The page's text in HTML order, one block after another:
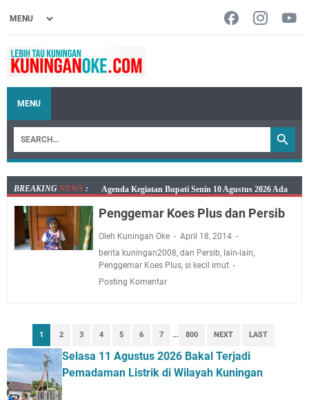
MENU
BREAKING NEWS :
Ini Jadwal Samsat Keliling Kuningan Senin 10 Agustus
2026
Kuningan Ada di Empat Lokasi
Kaya Salat, Miskin Salat, Apapun Tetap Cari Allah, Ini
Kuningan Sabtu 8 Agustus 2026
Sabtu 8 Agustus 2026 Layanan Mobil Samsat Keliling
Penggemar Koes Plus dan Persib
Oleh Kuningan Oke
April 18, 2014
berita kuningan2008, dan Persib, lain-lain,
Penggemar Koes Plus, si kecil imut
Posting Komentar
1 2 3 4 5 6 7 ... 800 NEXT LAST
Selasa 11 Agustus 2026 Bakal Terjadi
Pemadaman Listrik di Wilayah Kuningan